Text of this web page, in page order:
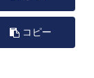
コピー